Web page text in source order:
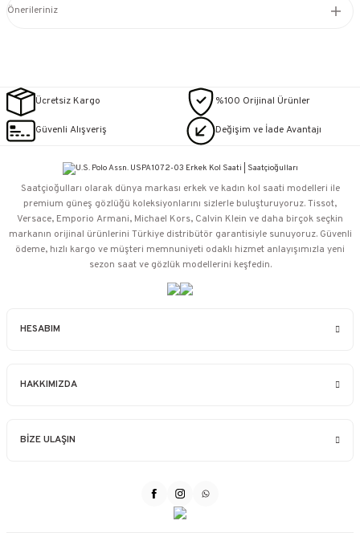
Önerileriniz
Ücretsiz Kargo %100 Orijinal Ürünler
Güvenli Alışveriş Değişim ve İade Avantajı
HESABIM
HAKKIMIZDA
BİZE ULAŞIN
Saatçioğulları⁠ olarak dünya markası erkek ve kadın kol saati modelleri ile
premium güneş gözlüğü koleksiyonlarını sizlerle buluşturuyoruz. Tissot,
Versace, Emporio Armani, Michael Kors, Calvin Klein ve daha birçok seçkin
markanın orijinal ürünlerini Türkiye distribütör garantisiyle sunuyoruz. Güvenli
ödeme, hızlı kargo ve müşteri memnuniyeti odaklı hizmet anlayışımızla yeni
sezon saat ve gözlük modellerini keşfedin.